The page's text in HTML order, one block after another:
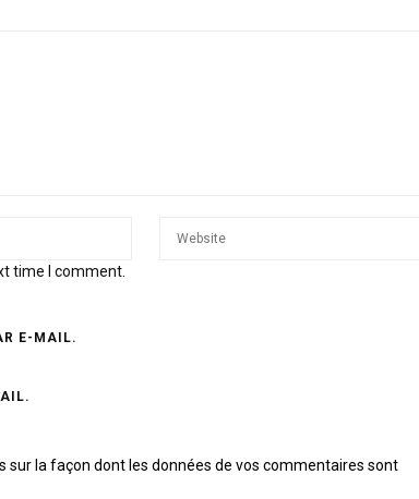
time I comment.
E-MAIL.
sur la façon dont les données de vos commentaires sont